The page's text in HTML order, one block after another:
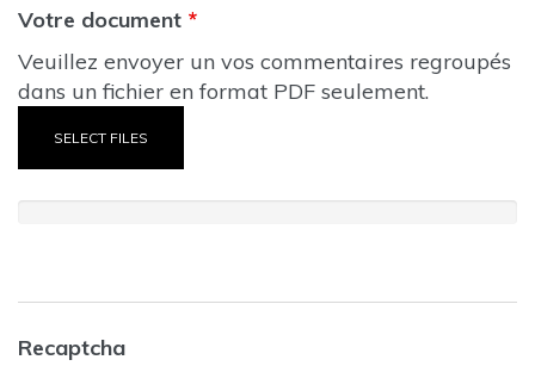
Votre document *
SELECT FILES
Veuillez envoyer un vos commentaires regroupés
dans un fichier en format PDF seulement.
Recaptcha